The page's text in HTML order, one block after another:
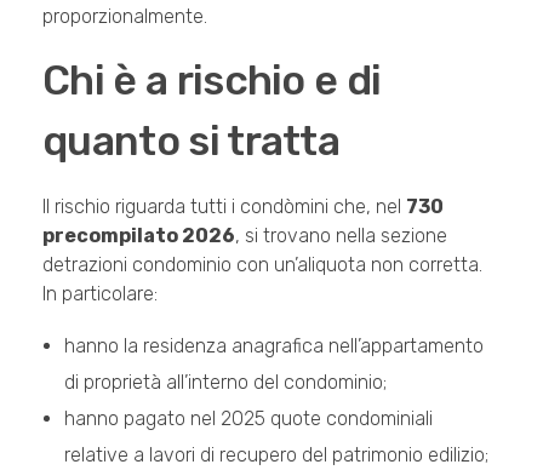
proporzionalmente.
Chi è a rischio e di
quanto si tratta
Il rischio riguarda tutti i condòmini che, nel 730
precompilato 2026, si trovano nella sezione
detrazioni condominio con un’aliquota non corretta.
In particolare:
hanno la residenza anagrafica nell’appartamento
di proprietà all’interno del condominio;
hanno pagato nel 2025 quote condominiali
relative a lavori di recupero del patrimonio edilizio;